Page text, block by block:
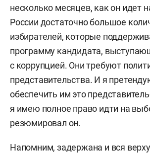
несколько месяцев, как он идет
России достаточно большое
избирателей, которые
программу кандидата,
с коррупцией. Они требуют
представительства. И я
обеспечить им это
я имею полное право идти на
резюмировал он.
Напомним, задержана и вся